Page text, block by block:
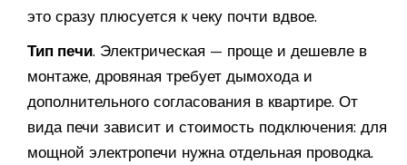
это сразу плюсуется к чеку почти вдвое.
Тип печи. Электрическая — проще и дешевле в
монтаже, дровяная требует дымохода и
дополнительного согласования в квартире. От
вида печи зависит и стоимость подключения: для
мощной электропечи нужна отдельная проводка.